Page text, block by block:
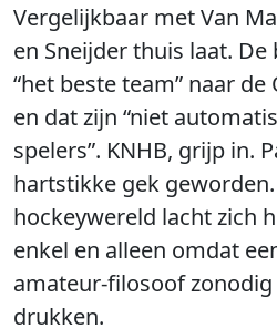
Vergelijkbaar met Van
en Sneijder thuis laat.
“het beste team” naar
en dat zijn “niet
spelers”. KNHB, grijp in.
hartstikke gek
hockeywereld lacht zich
enkel en alleen omdat
amateur-filosoof
drukken.